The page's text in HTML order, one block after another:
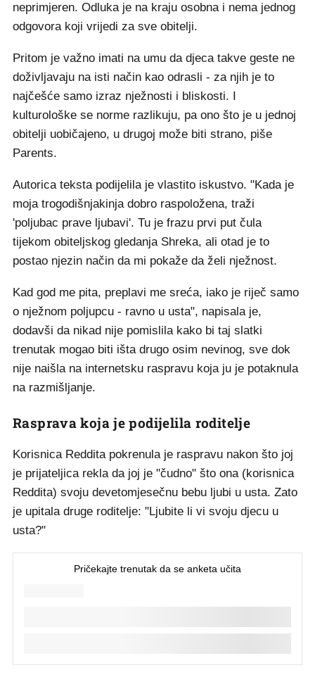
neprimjeren. Odluka je na kraju osobna i nema jednog
odgovora koji vrijedi za sve obitelji.
Pritom je važno imati na umu da djeca takve geste ne
doživljavaju na isti način kao odrasli - za njih je to
najčešće samo izraz nježnosti i bliskosti. I
kulturološke se norme razlikuju, pa ono što je u jednoj
obitelji uobičajeno, u drugoj može biti strano, piše
Parents.
Autorica teksta podijelila je vlastito iskustvo. "Kada je
moja trogodišnjakinja dobro raspoložena, traži
'poljubac prave ljubavi'. Tu je frazu prvi put čula
tijekom obiteljskog gledanja Shreka, ali otad je to
postao njezin način da mi pokaže da želi nježnost.
Kad god me pita, preplavi me sreća, iako je riječ samo
o nježnom poljupcu - ravno u usta", napisala je,
dodavši da nikad nije pomislila kako bi taj slatki
trenutak mogao biti išta drugo osim nevinog, sve dok
nije naišla na internetsku raspravu koja ju je potaknula
na razmišljanje.
Rasprava koja je podijelila roditelje
Korisnica Reddita pokrenula je raspravu nakon što joj
je prijateljica rekla da joj je "čudno" što ona (korisnica
Reddita) svoju devetomjesečnu bebu ljubi u usta. Zato
je upitala druge roditelje: "Ljubite li vi svoju djecu u
usta?"